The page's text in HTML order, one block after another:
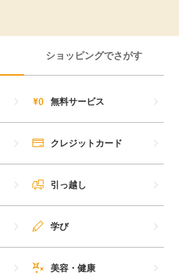
ショッピングでさがす
無料サービス
クレジットカード
引っ越し
学び
美容・健康